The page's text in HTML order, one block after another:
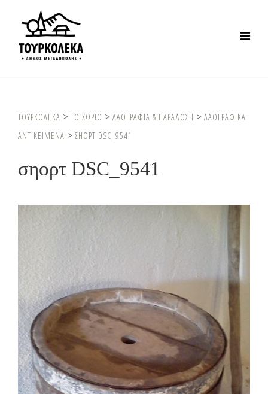
ΤΟΥΡΚΟΛΕΚΑ > ΤΟ ΧΩΡΙΟ > ΛΑΟΓΡΑΦΙΑ & ΠΑΡΑΔΟΣΗ > ΛΑΟΓΡΑΦΙΚΑ
ΑΝΤΙΚΕΙΜΕΝΑ > ΣΗΟΡΤ DSC_9541
σηορτ DSC_9541